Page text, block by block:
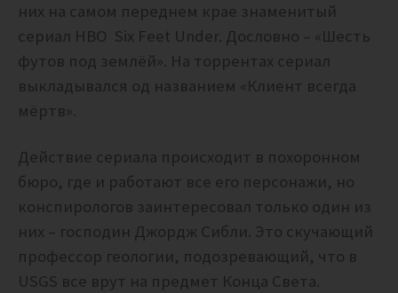
них на самом переднем крае знаменитый
сериал HBO Six Feet Under. Дословно – «Шесть
футов под землёй». На торрентах сериал
выкладывался од названием «Клиент всегда
мёртв».
Действие сериала происходит в похоронном
бюро, где и работают все его персонажи, но
конспирологов заинтересовал только один из
них – господин Джордж Сибли. Это скучающий
профессор геологии, подозревающий, что в
USGS все врут на предмет Конца Света.